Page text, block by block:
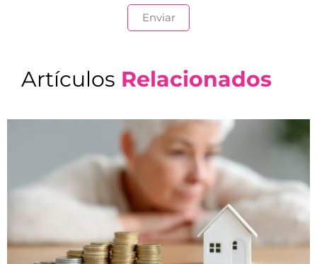
Artículos Relacionados